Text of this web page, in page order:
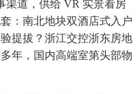
渠道，供给 VR 实景看房
：南北地块双酒店式入户
提拔？浙江交控浙东房地
年，国内高端室第头部物